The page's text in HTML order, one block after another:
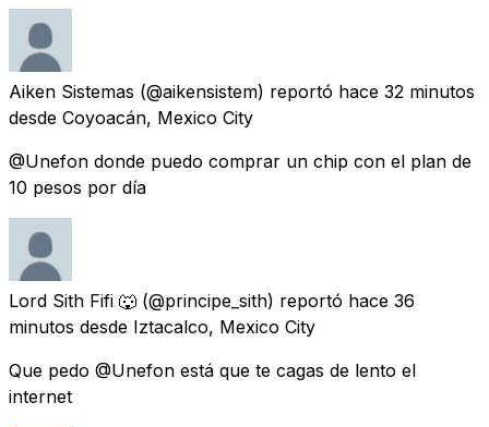
Aiken Sistemas (@aikensistem) reportó hace 32 minutos
desde Coyoacán, Mexico City
@Unefon donde puedo comprar un chip con el plan de
10 pesos por día
Lord Sith Fifi 🐺 (@principe_sith) reportó hace 36
minutos desde Iztacalco, Mexico City
Que pedo @Unefon está que te cagas de lento el
internet